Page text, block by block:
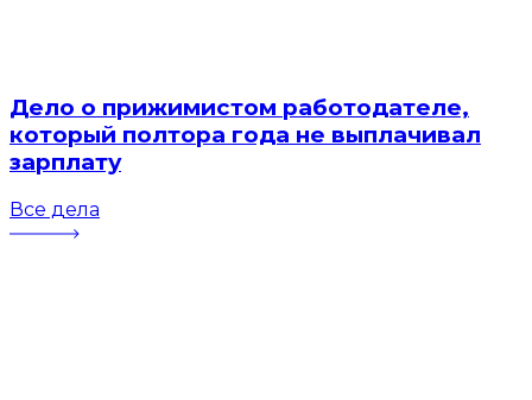
Дело о прижимистом работодателе,
который полтора года не выплачивал
зарплату
Все дела